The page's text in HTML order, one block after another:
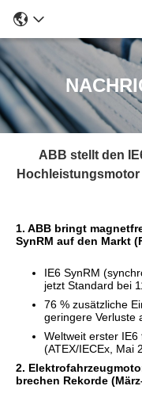
ABB stellt den
Hochleistungsmotor
1. ABB bringt
SynRM auf den Markt
IE6 SynRM
jetzt Standard bei
76 % zusätzliche
geringere Verluste
Weltweit erster
(ATEX/IECEx, Mai
2.
brechen Rekorde